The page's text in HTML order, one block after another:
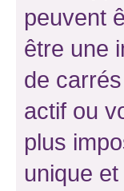
peuvent
être une
de
actif ou
plus
unique